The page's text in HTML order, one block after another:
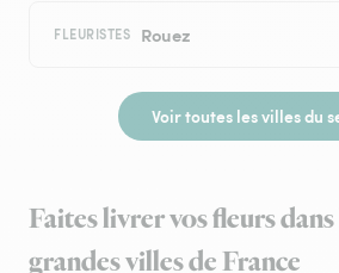
FLEURISTES Rouez
Voir toutes les villes du
Faites livrer vos fleurs
grandes villes de France